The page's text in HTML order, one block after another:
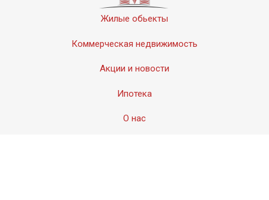
Жилые обьекты
Коммерческая недвижимость
Акции и новости
Ипотека
О нас